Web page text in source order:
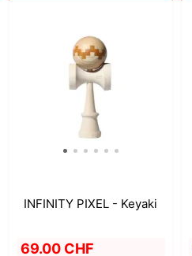
INFINITY PIXEL - Keyaki
69.00 CHF